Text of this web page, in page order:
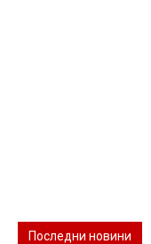
Последни новини